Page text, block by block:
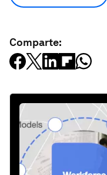
Comparte: